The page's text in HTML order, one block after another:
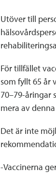
Utöver till
För tillfället
som fyllt 65 år
70–79-åringar
mera av
Det är inte
-Vaccinerna